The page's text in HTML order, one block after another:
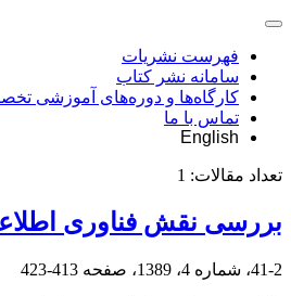
فهرست نشریات
سامانه نشر کتاب
کارگاه‌ها و دوره‌های آموزشی
تماس با ما
English
تعداد مقالات: 1
بررسی نقش فناوری
41-2، شماره 4، 1389، صفحه 413-423